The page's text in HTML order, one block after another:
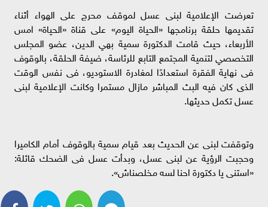
تعرضت الإعلامية لبنى عسل لموقف محرج على الهواء أثناء
تقديمها حلقة برنامجها «الحياة اليوم» على قناة «الحياة» امس
الأربعاء، حيث قامت الدكتورة سمية بهي الدين، عضو المجلس
التخصصي لتنمية المجتمع التابع للرئاسة، ضيفة الحلقة، بالوقوف
فى نهاية الفقرة استعدادًا لمغادرة الاستوديو، فى نفس الوقت
الذى كان فيه البث المباشر مازال مستمرا وكانت الإعلامية لبنى
عسل تكمل حديثها.
وتوقفت لبنى عن الحديث بعد قيام سمية بالوقوف أمام الكاميرا
وحجبت الرؤية عن لبنى عسل، وبدأت عسل فى الضحك قائلة:
«استنى يا دكتورة احنا لسه مخلصناش».